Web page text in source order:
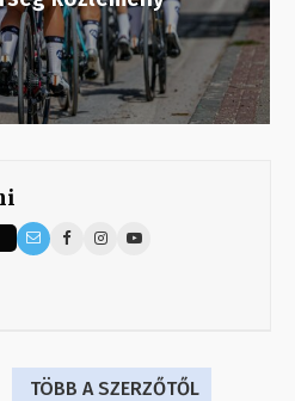
TÖBB A SZERZŐTŐL